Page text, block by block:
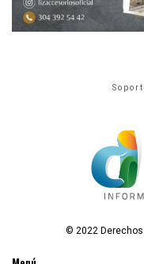
© 2022 Derechos